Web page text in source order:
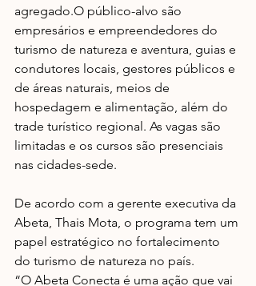
agregado.O público-alvo são
empresários e empreendedores do
turismo de natureza e aventura, guias e
condutores locais, gestores públicos e
de áreas naturais, meios de
hospedagem e alimentação, além do
trade turístico regional. As vagas são
limitadas e os cursos são presenciais
nas cidades-sede.
De acordo com a gerente executiva da
Abeta, Thais Mota, o programa tem um
papel estratégico no fortalecimento
do turismo de natureza no país.
“O Abeta Conecta é uma ação que vai